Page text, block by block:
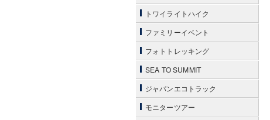
トワイライトハイク
ファミリーイベント
フォトトレッキング
SEA TO SUMMIT
ジャパンエコトラック
モニターツアー